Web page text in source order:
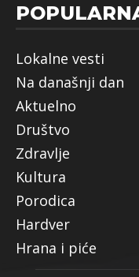
Lokalne vesti
Na današnji dan
Aktuelno
Društvo
Zdravlje
Kultura
Porodica
Hardver
Hrana i piće